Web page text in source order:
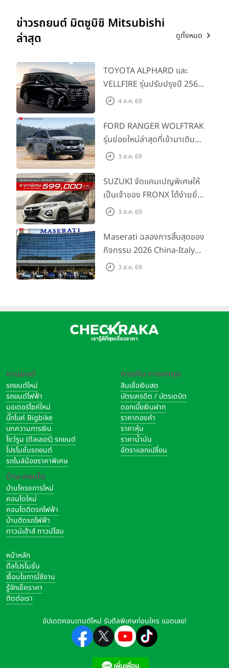
ข่าวรถยนต์ มิตซูบิชิ Mitsubishi
ล่าสุด
ดูทั้งหมด
TOYOTA ALPHARD และ
VELLFIRE รุ่นปรับปรุงปี 2569
พร้อมรุ่นย่อยใหม่ HEV
4 ส.ค. 69
FORD RANGER WOLFTRAK
รุ่นย่อยใหม่ล่าสุดที่เข้ามาเติม
เต็มไลน์อัป พร้อมตอบโจทย์ทุก
พร้อมลุย ด้วยราคาพิเศษเริ่ม
ต้นที่ 9.49 แสนบาท
3 ส.ค. 69
SUZUKI จัดแคมเปญพิเศษให้
เป็นเจ้าของ FRONX ได้ง่ายยิ่ง
ขึ้นสำหรับรุ่น GL ราคาพิเศษ
200 คัน พร้อมข้อเสนอสุดคุ้ม
3 ส.ค. 69
Maserati ฉลองการสิ้นสุดของ
กิจกรรม 2026 China-Italy
Grand Tour ณ สำนักงาน
3 ส.ค. 69
ยานยนต์
รถยนต์ใหม่
รถยนต์ไฟฟ้า
มอเตอร์ไซค์ใหม่
บิ๊กไบค์ Bigbike
บทความการเงิน
โชว์รูม (ดีลเลอร์) รถยนต์
โปรโมชั่นรถยนต์
รถไมล์น้อยราคาพิเศษ
บ้าน-คอนโด
บ้านโครงการใหม่
คอนโดใหม่
คอนโดติดรถไฟฟ้า
บ้านติดรถไฟฟ้า
ทาวน์เฮ้าส์ ทาวน์โฮม
การเงิน-การลงทุน
สินเชื่อเงินสด
บัตรเครดิต / บัตรเดบิต
ดอกเบี้ยเงินฝาก
ราคาทองคำ
ราคาหุ้น
ราคาน้ำมัน
อัตราแลกเปลี่ยน
หน้าหลัก
ดีลโปรโมชั่น
เงื่อนไขการใช้งาน
รู้จักเช็คราคา
ติดต่อเรา
อัปเดตคอนเทนต์ใหม่ รับดีลพิเศษก่อนใคร แอดเลย!